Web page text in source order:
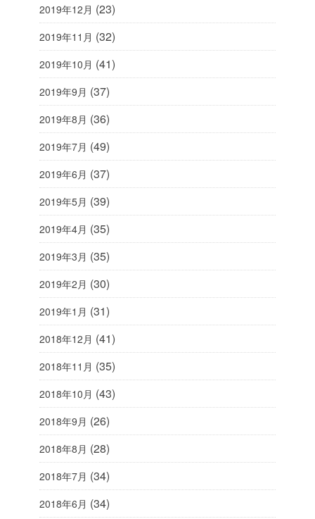
2019年12月 (23)
2019年11月 (32)
2019年10月 (41)
2019年9月 (37)
2019年8月 (36)
2019年7月 (49)
2019年6月 (37)
2019年5月 (39)
2019年4月 (35)
2019年3月 (35)
2019年2月 (30)
2019年1月 (31)
2018年12月 (41)
2018年11月 (35)
2018年10月 (43)
2018年9月 (26)
2018年8月 (28)
2018年7月 (34)
2018年6月 (34)